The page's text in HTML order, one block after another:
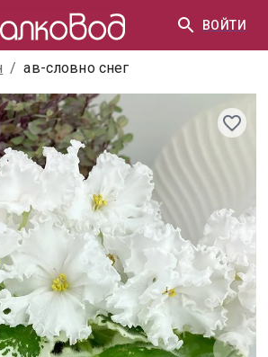
ВОЙТИ
/ ав-словно снег